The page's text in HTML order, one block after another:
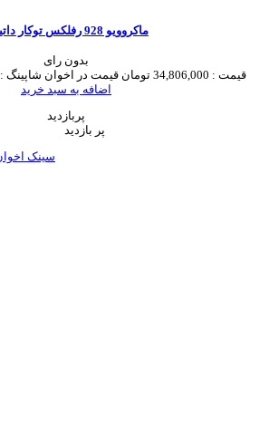
ماکروویو 928 رفلکس توکار داتیس
بدون رای
قیمت : 34,806,000 تومان قیمت در اخوان شاپینگ :
اضافه به سبد خرید
پربازدید
پر بازدید